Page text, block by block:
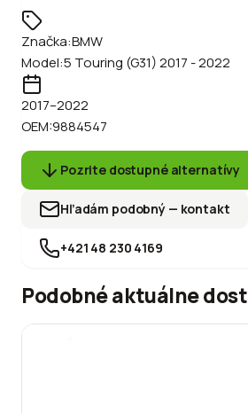
Značka:BMW
Model:5 Touring (G31) 2017 - 2022
2017–2022
OEM:9884547
Pozrite dostupné alternatívy
Hľadám podobný — kontakt
+421 48 230 4169
Podobné aktuálne